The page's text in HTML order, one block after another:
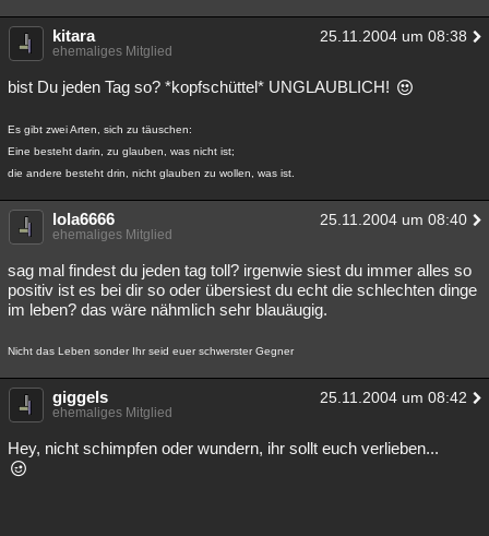
Übersichten
kitara 25.11.2004 um 08:38
ehemaliges Mitglied
bist Du jeden Tag so? *kopfschüttel* UNGLAUBLICH!
Es gibt zwei Arten, sich zu täuschen:
Eine besteht darin, zu glauben, was nicht ist;
die andere besteht drin, nicht glauben zu wollen, was ist.
lola6666 25.11.2004 um 08:40
ehemaliges Mitglied
sag mal findest du jeden tag toll? irgenwie siest du immer alles so
positiv ist es bei dir so oder übersiest du echt die schlechten dinge
im leben? das wäre nähmlich sehr blauäugig.
Nicht das Leben sonder Ihr seid euer schwerster Gegner
giggels 25.11.2004 um 08:42
ehemaliges Mitglied
Hey, nicht schimpfen oder wundern, ihr sollt euch verlieben...